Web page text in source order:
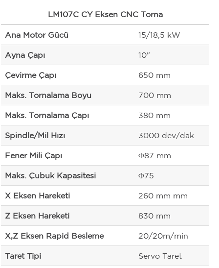
LM107C CY Eksen CNC Torna
Ana Motor Gücü 15/18,5 kW
Ayna Çapı 10"
Çevirme Çapı 650 mm
Maks. Tornalama Boyu 700 mm
Maks. Tornalama Çapı 380 mm
Spindle/Mil Hızı 3000 dev/dak
Fener Mili Çapı Φ87 mm
Maks. Çubuk Kapasitesi Φ75
X Eksen Hareketi 260 mm mm
Z Eksen Hareketi 830 mm
X,Z Eksen Rapid Besleme 20/20m/min
Taret Tipi Servo Taret